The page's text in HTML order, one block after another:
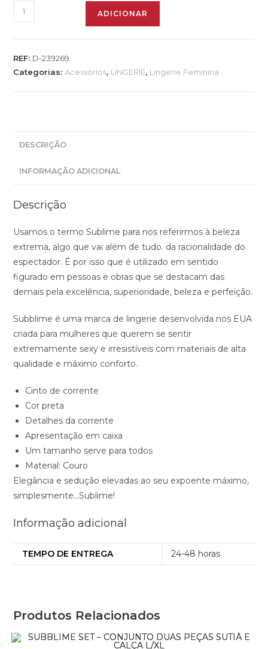
ADICIONAR
REF: D-239269
Categorias: Acessórios, LINGERIE, Lingerie Feminina
DESCRIÇÃO
INFORMAÇÃO ADICIONAL
Descrição
Usamos o termo Sublime para nos referirmos à beleza
extrema, algo que vai além de tudo. da racionalidade do
espectador. É por isso que é utilizado em sentido
figurado em pessoas e obras que se destacam das
demais pela excelência, superioridade, beleza e perfeição.
Subblime é uma marca de lingerie desenvolvida nos EUA
criada para mulheres que querem se sentir
extremamente sexy e irresistíveis com materiais de alta
qualidade e máximo conforto.
Cinto de corrente
Cor preta
Detalhes da corrente
Apresentação em caixa
Um tamanho serve para todos
Material: Couro
Elegância e sedução elevadas ao seu expoente máximo,
simplesmente…Sublime!
Informação adicional
TEMPO DE ENTREGA 24-48 horas
Produtos Relacionados